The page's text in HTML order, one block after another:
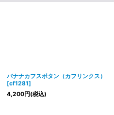
バナナカフスボタン（カフリンクス）
[cf1281]
4,200円(税込)